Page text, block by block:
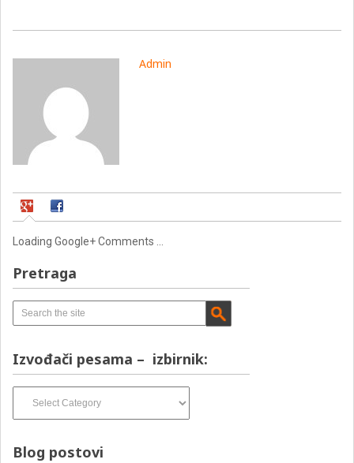
Admin
Loading Google+ Comments ...
Pretraga
Izvođači pesama – izbirnik:
pesama
Blog postovi